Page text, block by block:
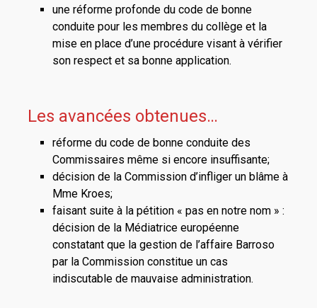
une réforme profonde du code de bonne
conduite pour les membres du collège et la
mise en place d’une procédure visant à vérifier
son respect et sa bonne application.
Les avancées obtenues…
réforme du code de bonne conduite des
Commissaires même si encore insuffisante;
décision de la Commission d’infliger un blâme à
Mme Kroes;
faisant suite à la pétition « pas en notre nom » :
décision de la Médiatrice européenne
constatant que la gestion de l’affaire Barroso
par la Commission constitue un cas
indiscutable de mauvaise administration.